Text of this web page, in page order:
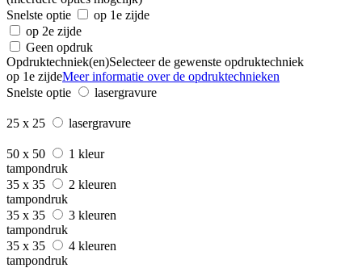
Snelste optie
op 1e zijde
op 2e zijde
Geen opdruk
Opdruktechniek(en)Selecteer de gewenste opdruktechniek
op 1e zijdeMeer informatie over de opdruktechnieken
Snelste optie
lasergravure
25 x 25 lasergravure
50 x 50
1 kleur
tampondruk
35 x 35
2 kleuren
tampondruk
35 x 35
3 kleuren
tampondruk
35 x 35
4 kleuren
tampondruk